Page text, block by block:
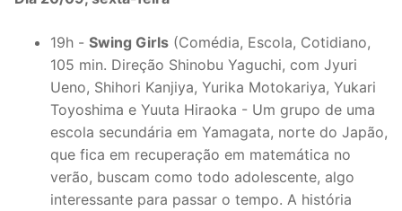
19h - Swing Girls (Comédia, Escola, Cotidiano,
105 min. Direção Shinobu Yaguchi, com Jyuri
Ueno, Shihori Kanjiya, Yurika Motokariya, Yukari
Toyoshima e Yuuta Hiraoka - Um grupo de uma
escola secundária em Yamagata, norte do Japão,
que fica em recuperação em matemática no
verão, buscam como todo adolescente, algo
interessante para passar o tempo. A história